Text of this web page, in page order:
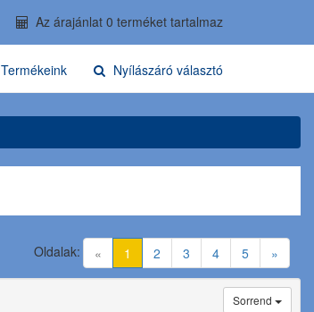
Az árajánlat 0 terméket tartalmaz
Termékeink Nyílászáró választó
« 1 (current)
2 3 4 5 »
Oldalak:
Sorrend